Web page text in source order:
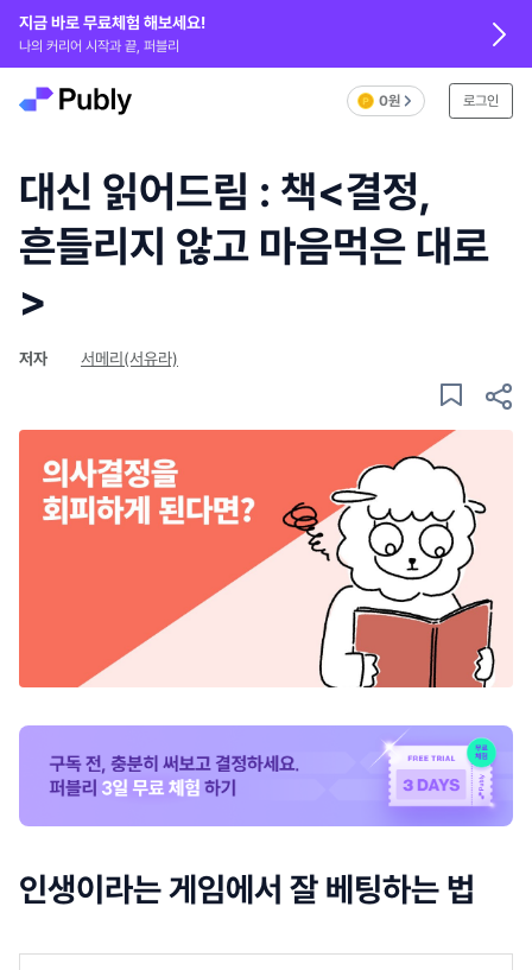
지금 바로 무료체험 해보세요!
나의 커리어 시작과 끝, 퍼블리
0원 로그인
대신 읽어드림 : 책<결정,
흔들리지 않고 마음먹은 대로
>
저자 서메리(서유라)
인생이라는 게임에서 잘 베팅하는 법